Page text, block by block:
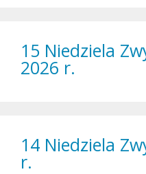
15 Niedziela
2026 r.
14 Niedziela
r.